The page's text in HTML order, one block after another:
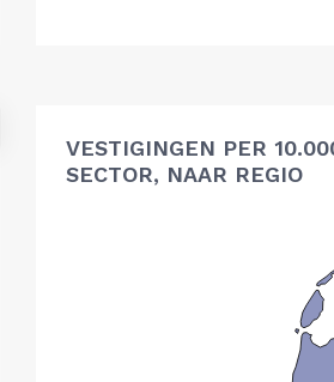
VESTIGINGEN PER
SECTOR, NAAR REGIO